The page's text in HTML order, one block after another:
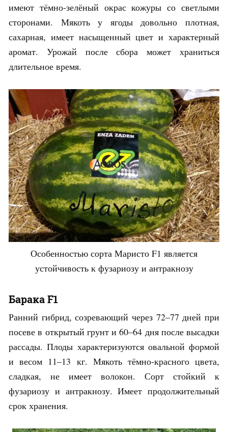
имеют тёмно-зелёный окрас кожуры со светлыми
сторонами. Мякоть у ягоды довольно плотная,
сахарная, имеет насыщенный цвет и характерный
аромат. Урожай после сбора может храниться
длительное время.
Особенностью сорта Маристо F1 является
устойчивость к фузариозу и антракнозу
Барака F1
Ранний гибрид, созревающий через 72–77 дней при
посеве в открытый грунт и 60–64 дня после высадки
рассады. Плоды характеризуются овальной формой
и весом 11–13 кг. Мякоть тёмно-красного цвета,
сладкая, не имеет волокон. Сорт стойкий к
фузариозу и антракнозу. Имеет продолжительный
срок хранения.